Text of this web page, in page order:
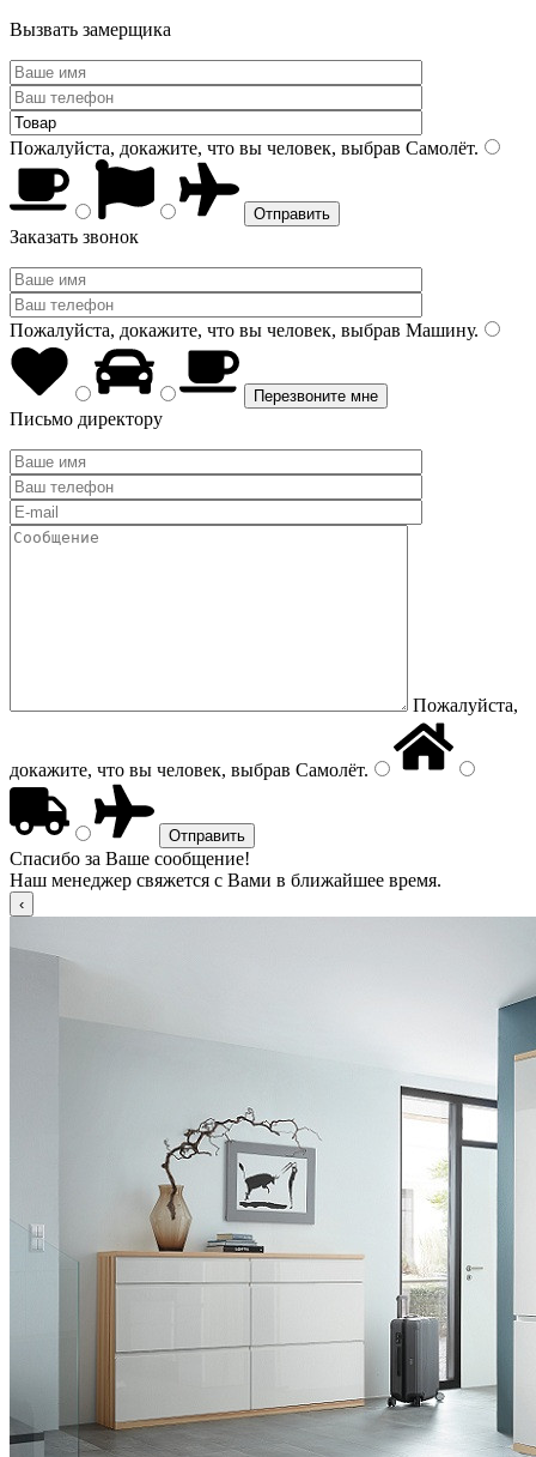
Вызвать замерщика
Пожалуйста, докажите, что вы человек, выбрав Самолёт.
Заказать звонок
Пожалуйста, докажите, что вы человек, выбрав Машину.
Письмо директору
Пожалуйста,
докажите, что вы человек, выбрав Самолёт.
Спасибо за Ваше сообщение!
Наш менеджер свяжется с Вами в ближайшее время.